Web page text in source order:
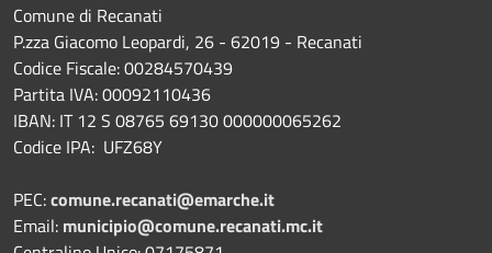
Comune di Recanati
P.zza Giacomo Leopardi, 26 - 62019 - Recanati
Codice Fiscale: 00284570439
Partita IVA: 00092110436
IBAN: IT 12 S 08765 69130 000000065262
Codice IPA: UFZ68Y
PEC:comune.recanati@emarche.it
Email: municipio@comune.recanati.mc.it